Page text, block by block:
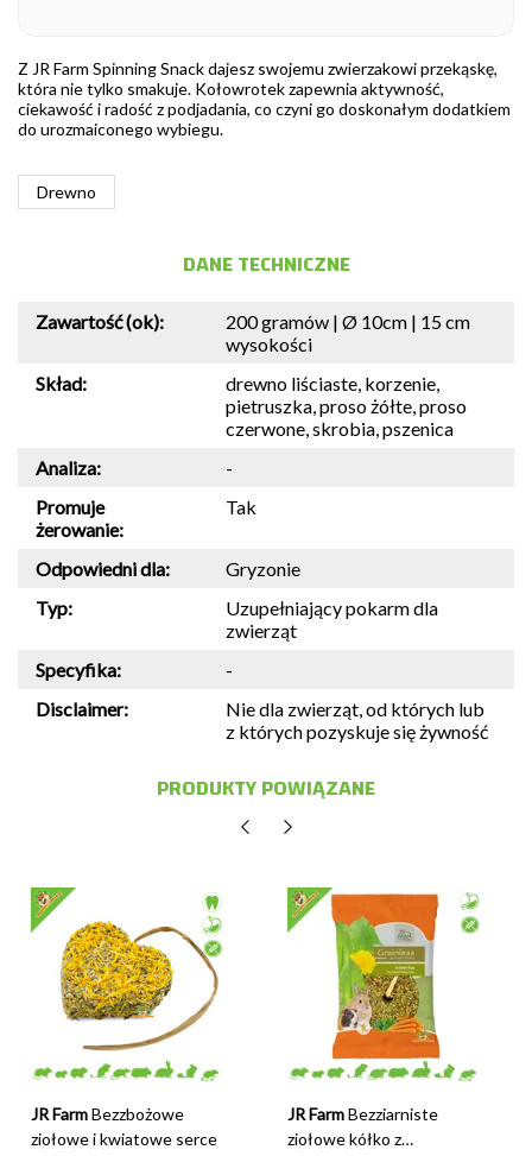
Z JR Farm Spinning Snack dajesz swojemu zwierzakowi przekąskę,
która nie tylko smakuje. Kołowrotek zapewnia aktywność,
ciekawość i radość z podjadania, co czyni go doskonałym dodatkiem
do urozmaiconego wybiegu.
Drewno
DANE TECHNICZNE
Zawartość (ok):
200 gramów | Ø 10cm | 15 cm
wysokości
Skład:
drewno liściaste, korzenie,
pietruszka, proso żółte, proso
czerwone, skrobia, pszenica
Analiza:
-
Promuje
żerowanie:
Tak
Odpowiedni dla:
Gryzonie
Typ:
Uzupełniający pokarm dla
zwierząt
Specyfika:
-
Disclaimer:
Nie dla zwierząt, od których lub
z których pozyskuje się żywność
PRODUKTY POWIĄZANE
JR Farm Bezzbożowe
ziołowe i kwiatowe serce
JR FarmBezziarniste
ziołowe kółko z